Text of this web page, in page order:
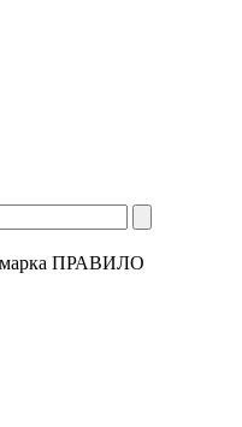
марка ПРАВИЛО